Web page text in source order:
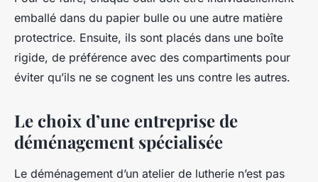
emballé dans du papier bulle ou une autre matière
protectrice. Ensuite, ils sont placés dans une boîte
rigide, de préférence avec des compartiments pour
éviter qu’ils ne se cognent les uns contre les autres.
Le choix d’une entreprise de
déménagement spécialisée
Le déménagement d’un atelier de lutherie n’est pas